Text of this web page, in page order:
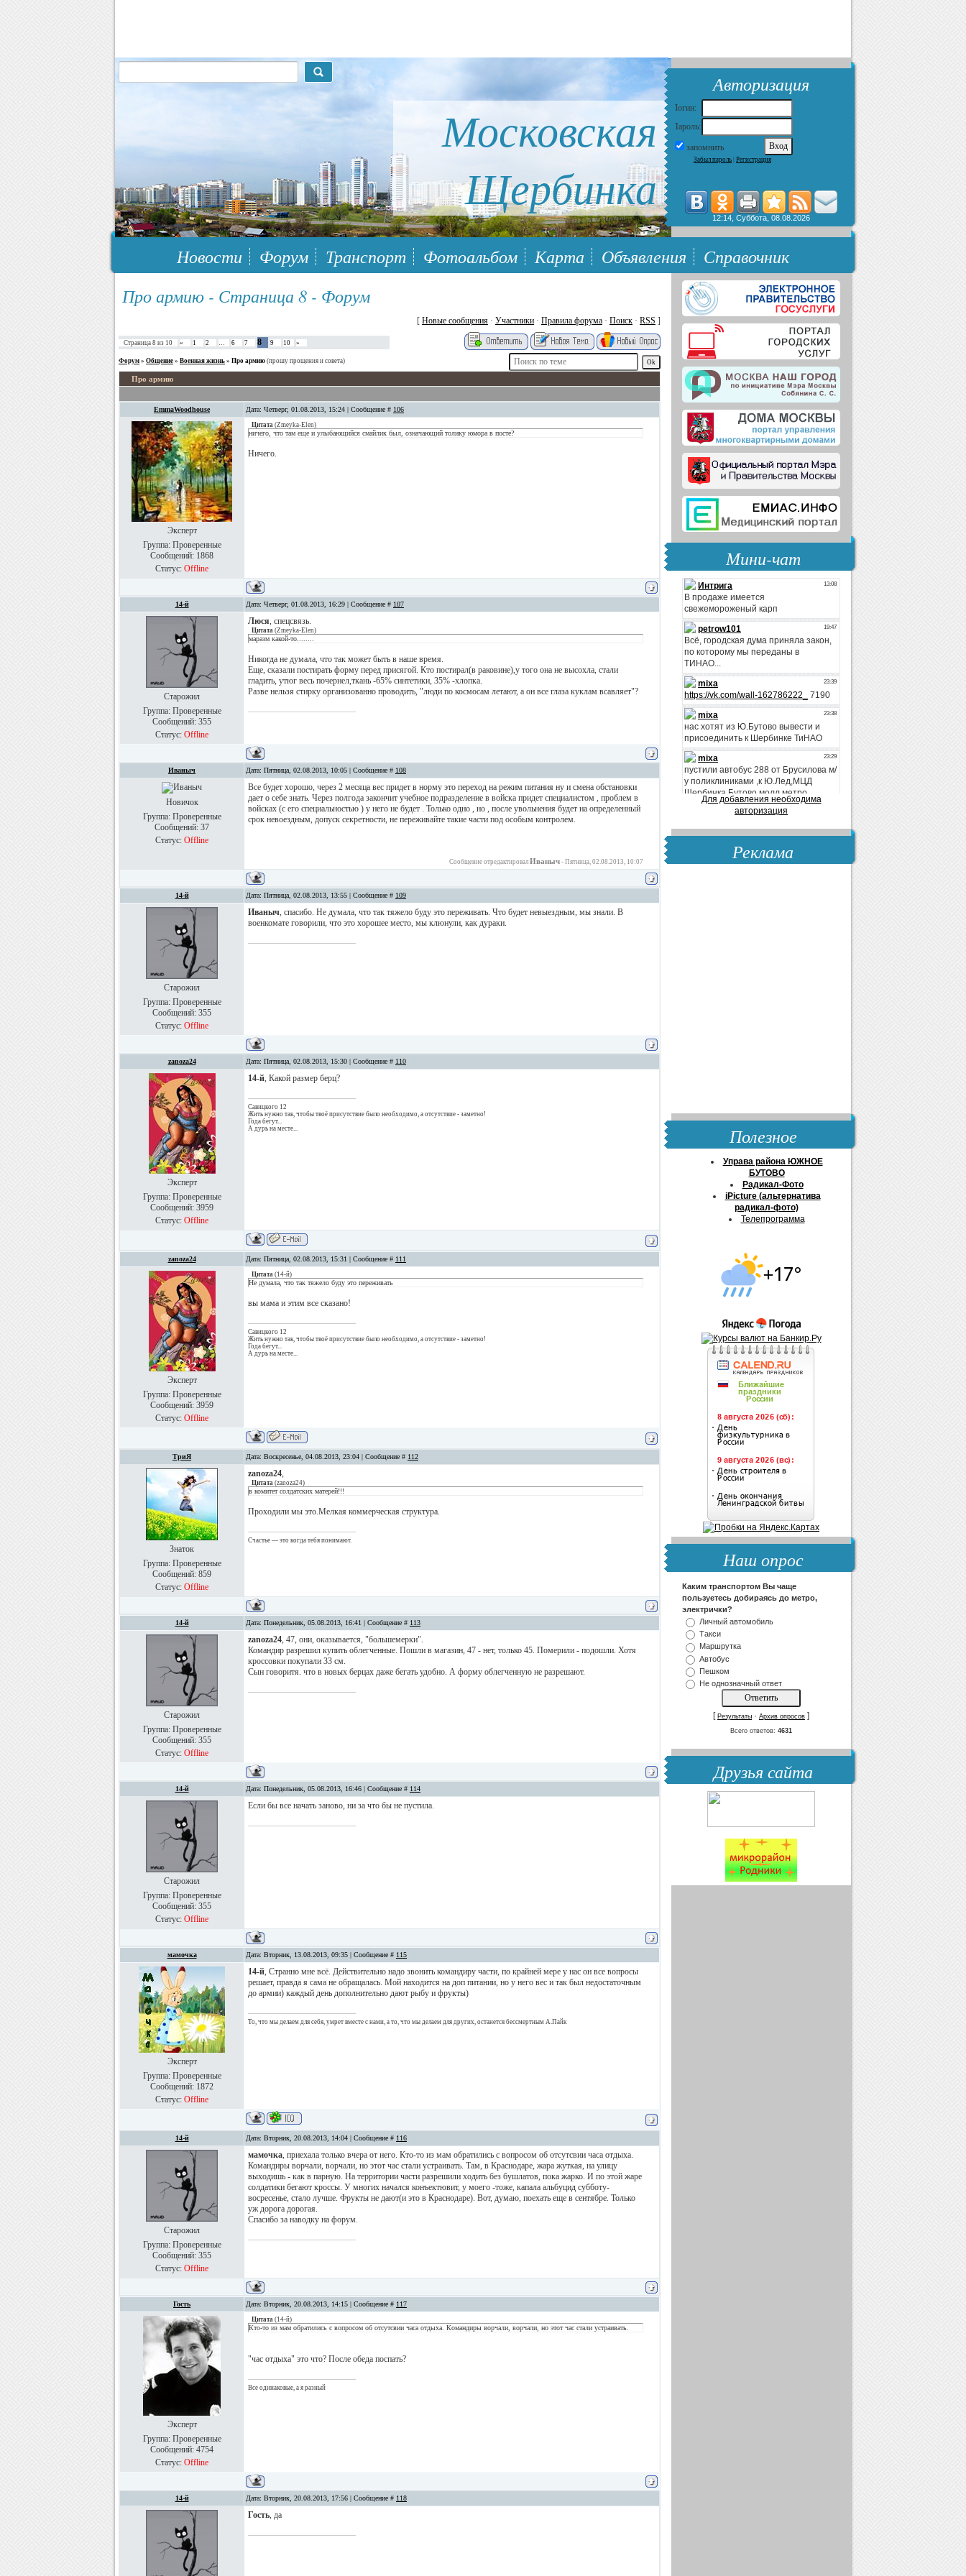
Московская
Щербинка
117148, г.Москва, ЮЗАО, муниципальный район Южное Бутово
Авторизация
Логин:
Пароль:
запомнить
Забыл пароль Регистрация
12:14, Суббота, 08.08.2026
Новости Форум Транспорт Фотоальбом Карта Объявления
Справочник
Про армию - Страница 8 - Форум
[ Новые сообщения · Участники · Правила форума · Поиск · RSS ]
Страница 8 из 10 « 1 2 … 6 7 8 9 10 »
Форум » Общение » Военная жизнь » Про армию (прошу прощения и совета)
Про армию
EmmaWoodhouse Дата: Четверг, 01.08.2013, 15:24 | Сообщение # 106
Эксперт
Группа: Проверенные
Сообщений: 1868
Статус: Offline
Цитата (Zmeyka-Elen)
ничего, что там еще и улыбающийся смайлик был, означающий толику юмора в посте?
Ничего.
14-й Дата: Четверг, 01.08.2013, 16:29 | Сообщение # 107
Старожил
Группа: Проверенные
Сообщений: 355
Статус: Offline
Люся, спецсвязь.
Цитата (Zmeyka-Elen)
маразм какой-то........
Никогда не думала, что так может быть в наше время.
Еще, сказали постирать форму перед присягой. Кто постирал(в раковине),у того она не высохла, стали
гладить, утюг весь почернел,ткань -65% синтетики, 35% -хлопка.
Разве нельзя стирку организованно проводить, "люди по космосам летают, а он все глаза куклам всавляет"?
Иваныч Дата: Пятница, 02.08.2013, 10:05 | Сообщение # 108
Новичок
Группа: Проверенные
Сообщений: 37
Статус: Offline
Все будет хорошо, через 2 месяца вес придет в норму это переход на режим питания ну и смена обстановки
дает о себе знать. Через полгода закончит учебное подразделение в войска придет специалистом , проблем в
войсках (с его специальностью ) у него не будет . Только одно , но , после увольнения будет на определенный
срок невоездным, допуск секретности, не переживайте такие части под особым контролем.
Сообщение отредактировал Иваныч - Пятница, 02.08.2013, 10:07
14-й Дата: Пятница, 02.08.2013, 13:55 | Сообщение # 109
Старожил
Группа: Проверенные
Сообщений: 355
Статус: Offline
Иваныч, спасибо. Не думала, что так тяжело буду это переживать. Что будет невыездным, мы знали. В
военкомате говорили, что это хорошее место, мы клюнули, как дураки.
zanoza24 Дата: Пятница, 02.08.2013, 15:30 | Сообщение # 110
Эксперт
Группа: Проверенные
Сообщений: 3959
Статус: Offline
14-й, Какой размер берц?
Савицкого 12
Жить нужно так, чтобы твоё присутствие было необходимо, а отсутствие - заметно!
Года бегут...
А дурь на месте...
zanoza24 Дата: Пятница, 02.08.2013, 15:31 | Сообщение # 111
Эксперт
Группа: Проверенные
Сообщений: 3959
Статус: Offline
Цитата (14-й)
Не думала, что так тяжело буду это переживать
вы мама и этим все сказано!
Савицкого 12
Жить нужно так, чтобы твоё присутствие было необходимо, а отсутствие - заметно!
Года бегут...
А дурь на месте...
ТриЯ Дата: Воскресенье, 04.08.2013, 23:04 | Сообщение # 112
Знаток
Группа: Проверенные
Сообщений: 859
Статус: Offline
zanoza24,
Цитата (zanoza24)
в комитет солдатских матерей!!!
Проходили мы это.Мелкая коммерческая структура.
Счастье — это когда тебя понимают.
14-й Дата: Понедельник, 05.08.2013, 16:41 | Сообщение # 113
Старожил
Группа: Проверенные
Сообщений: 355
Статус: Offline
zanoza24, 47, они, оказывается, "большемерки".
Командир разрешил купить облегченные. Пошли в магазин, 47 - нет, только 45. Померили - подошли. Хотя
кроссовки покупали 33 см.
Сын говоритя. что в новых берцах даже бегать удобно. А форму облегченную не разрешают.
14-й Дата: Понедельник, 05.08.2013, 16:46 | Сообщение # 114
Старожил
Группа: Проверенные
Сообщений: 355
Статус: Offline
Если бы все начать заново, ни за что бы не пустила.
мамочка Дата: Вторник, 13.08.2013, 09:35 | Сообщение # 115
Эксперт
Группа: Проверенные
Сообщений: 1872
Статус: Offline
14-й, Странно мне всё. Действительно надо звонить командиру части, по крайней мере у нас он все вопросы
решает, правда я сама не обращалась. Мой находится на доп питании, но у него вес и так был недостаточным
до армии) каждый день дополнительно дают рыбу и фрукты)
То, что мы делаем для себя, умрет вместе с нами, а то, что мы делаем для других, останется бессмертным А.Пайк
14-й Дата: Вторник, 20.08.2013, 14:04 | Сообщение # 116
Старожил
Группа: Проверенные
Сообщений: 355
Статус: Offline
мамочка, приехала только вчера от него. Кто-то из мам обратились с вопросом об отсутсвии часа отдыха.
Командиры ворчали, ворчали, но этот час стали устраивать. Там, в Краснодаре, жара жуткая, на улицу
выходишь - как в парную. На территории части разрешили ходить без бушлатов, пока жарко. И по этой жаре
солдатики бегают кроссы. У многих начался конъектювит, у моего -тоже, капала альбуцид субботу-
восресенье, стало лучше. Фрукты не дают(и это в Краснодаре). Вот, думаю, поехать еще в сентябре. Только
уж дорога дорогая.
Спасибо за наводку на форум.
Гость Дата: Вторник, 20.08.2013, 14:15 | Сообщение # 117
Эксперт
Группа: Проверенные
Сообщений: 4754
Статус: Offline
Цитата (14-й)
Кто-то из мам обратились с вопросом об отсутсвии часа отдыха. Командиры ворчали, ворчали, но этот час стали устраивать.
"час отдыха" это что? После обеда поспать?
Все одинаковые, а я разный
14-й Дата: Вторник, 20.08.2013, 17:56 | Сообщение # 118
Гость, да
Мини-чат
Для добавления необходима
авторизация
Реклама
Полезное
Управа района ЮЖНОЕ
БУТОВО
Радикал-Фото
iPicture (альтернатива
радикал-фото)
Телепрограмма
Наш опрос
Каким транспортом Вы чаще
пользуетесь добираясь до метро,
электрички?
Личный автомобиль
Такси
Маршрутка
Автобус
Пешком
Не однозначный ответ
[ Результаты · Архив опросов ]
Всего ответов: 4631
Друзья сайта